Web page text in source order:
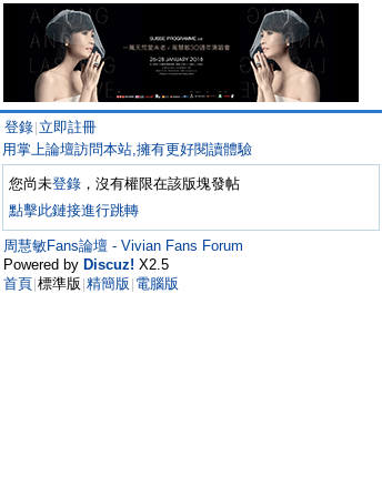
登錄 立即註冊
用掌上論壇訪問本站,擁有更好閱讀體驗
您尚未登錄 ，沒有權限在該版塊發帖
點擊此鏈接進行跳轉
周慧敏Fans論壇 - Vivian Fans Forum
Powered by Discuz! X2.5
首頁 標準版 精簡版 電腦版